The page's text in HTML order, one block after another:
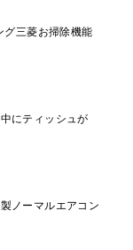
グ三菱お掃除機能
にティッシュが
ノーマルエアコン